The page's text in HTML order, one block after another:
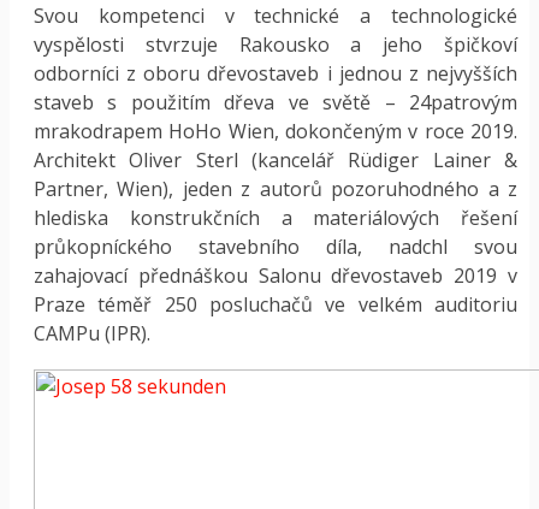
Svou kompetenci v technické a technologické
vyspělosti stvrzuje Rakousko a jeho špičkoví
odborníci z oboru dřevostaveb i jednou z nejvyšších
staveb s použitím dřeva ve světě – 24patrovým
mrakodrapem HoHo Wien, dokončeným v roce 2019.
Architekt Oliver Sterl (kancelář Rüdiger Lainer &
Partner, Wien), jeden z autorů pozoruhodného a z
hlediska konstrukčních a materiálových řešení
průkopníckého stavebního díla, nadchl svou
zahajovací přednáškou Salonu dřevostaveb 2019 v
Praze téměř 250 posluchačů ve velkém auditoriu
CAMPu (IPR).